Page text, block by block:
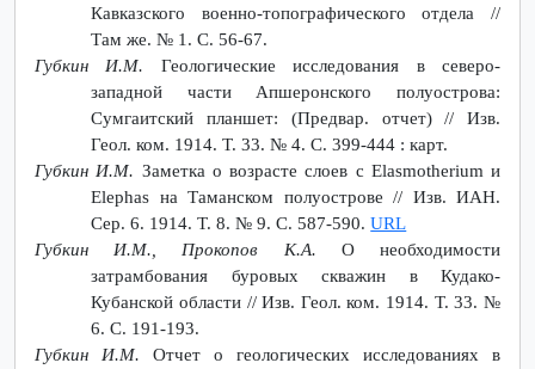
Кавказского военно-топографического отдела //
Там же. № 1. С. 56-67.
Губкин И.М. Геологические исследования в северо-
западной части Апшеронского полуострова:
Сумгаитский планшет: (Предвар. отчет) // Изв.
Геол. ком. 1914. Т. 33. № 4. С. 399-444 : карт.
Губкин И.М. Заметка о возрасте слоев с Elasmotherium и
Elephas на Таманском полуострове // Изв. ИАН.
Сер. 6. 1914. Т. 8. № 9. С. 587-590.URL
Губкин И.М., Прокопов К.А. О необходимости
затрамбования буровых скважин в Кудако-
Кубанской области // Изв. Геол. ком. 1914. Т. 33. №
6. С. 191-193.
Губкин И.М. Отчет о геологических исследованиях в